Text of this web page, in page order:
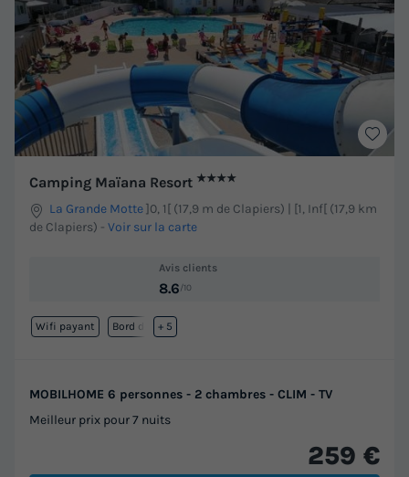
Camping Maïana Resort ★★★★
La Grande Motte]0, 1[ (17,9 m de Clapiers) | [1, Inf[ (17,9 km
de Clapiers) - Voir sur la carte
Avis clients
8.6/10
Wifi payant Bord de mer
+ 5
MOBILHOME 6 personnes - 2 chambres - CLIM - TV
Meilleur prix pour 7 nuits
259 €